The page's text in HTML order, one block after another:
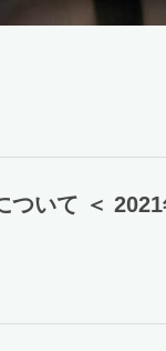
ついて ＜